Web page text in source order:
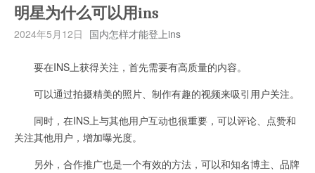
明星为什么可以用ins
2024年5月12日 国内怎样才能登上ins
要在INS上获得关注，首先需要有高质量的内容。
可以通过拍摄精美的照片、制作有趣的视频来吸引用户关注。
同时，在INS上与其他用户互动也很重要，可以评论、点赞和
关注其他用户，增加曝光度。
另外，合作推广也是一个有效的方法，可以和知名博主、品牌